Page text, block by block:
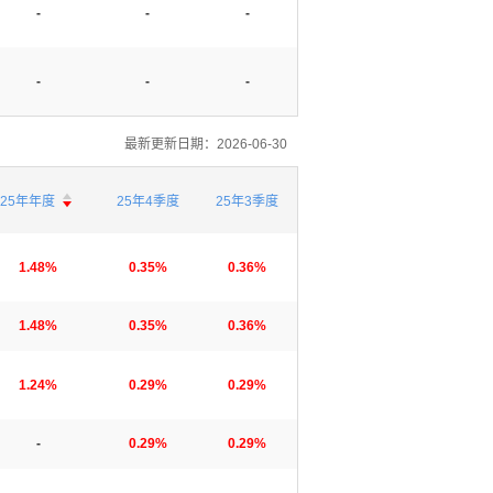
- - -
- - -
最新更新日期：2026-06-30
25年年度 
 25年4季度 25年3季度
1.48% 0.35% 0.36%
1.48% 0.35% 0.36%
1.24% 0.29% 0.29%
- 0.29% 0.29%